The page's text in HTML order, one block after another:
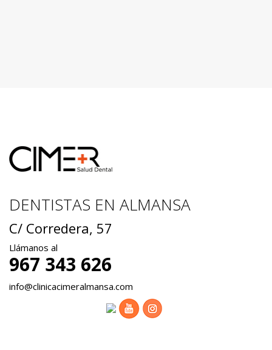
DENTISTAS EN ALMANSA
C/ Corredera, 57
Llámanos al
967 343 626
info@clinicacimeralmansa.com